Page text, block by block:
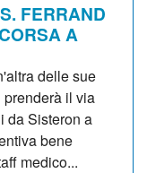
FERRAND
A
delle sue
il via
da Sisteron a
bene
medico...